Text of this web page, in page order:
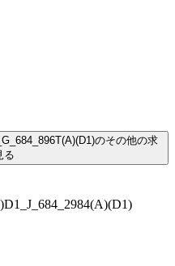
のその他の求
る